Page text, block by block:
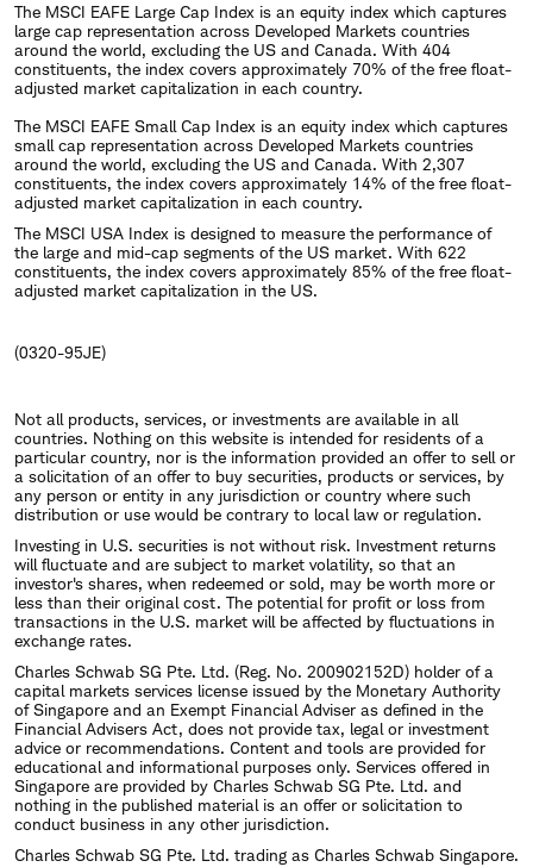
The MSCI EAFE Large Cap Index is an equity index which captures
large cap representation across Developed Markets countries
around the world, excluding the US and Canada. With 404
constituents, the index covers approximately 70% of the free float-
adjusted market capitalization in each country.
The MSCI EAFE Small Cap Index is an equity index which captures
small cap representation across Developed Markets countries
around the world, excluding the US and Canada. With 2,307
constituents, the index covers approximately 14% of the free float-
adjusted market capitalization in each country.
The MSCI USA Index is designed to measure the performance of
the large and mid-cap segments of the US market. With 622
constituents, the index covers approximately 85% of the free float-
adjusted market capitalization in the US.
(0320-95JE)
Not all products, services, or investments are available in all
countries. Nothing on this website is intended for residents of a
particular country, nor is the information provided an offer to sell or
a solicitation of an offer to buy securities, products or services, by
any person or entity in any jurisdiction or country where such
distribution or use would be contrary to local law or regulation.
Investing in U.S. securities is not without risk. Investment returns
will fluctuate and are subject to market volatility, so that an
investor's shares, when redeemed or sold, may be worth more or
less than their original cost. The potential for profit or loss from
transactions in the U.S. market will be affected by fluctuations in
exchange rates.
Charles Schwab SG Pte. Ltd. (Reg. No. 200902152D) holder of a
capital markets services license issued by the Monetary Authority
of Singapore and an Exempt Financial Adviser as defined in the
Financial Advisers Act, does not provide tax, legal or investment
advice or recommendations. Content and tools are provided for
educational and informational purposes only. Services offered in
Singapore are provided by Charles Schwab SG Pte. Ltd. and
nothing in the published material is an offer or solicitation to
conduct business in any other jurisdiction.
Charles Schwab SG Pte. Ltd. trading as Charles Schwab Singapore.